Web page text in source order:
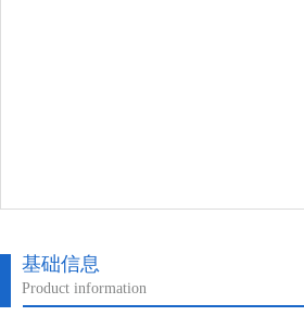
基础信息
Product information